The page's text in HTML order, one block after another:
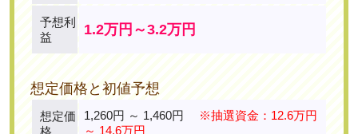
予想利
益
1.2万円～3.2万円
想定価格と初値予想
想定価
格
1,260円 ～ 1,460円
※抽選資金：12.6万円
～ 14.6万円